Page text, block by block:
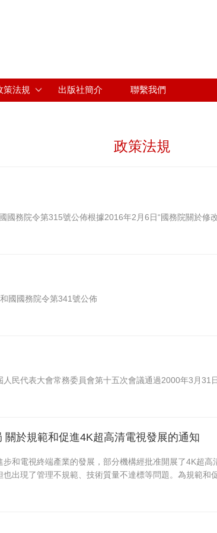
策法規 出版社簡介 聯繫我們
政策法規
國務院令第315號公佈根據2016年2月6日“國務院關於修
國國務院令第341號公佈
人民代表大會常務委員會第十五次會議通過2000年3月31
關於規範和促進4K超高清電視發展的通知
和電視終端產業的發展，部分機構經批准開展了4K超
出現了管理不規範、技術質量不達標等問題。為規範和